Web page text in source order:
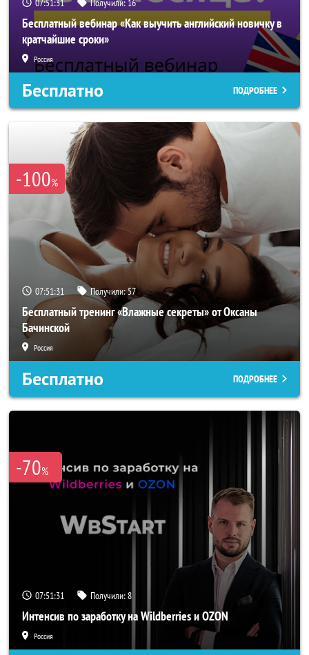
07:51:29 Получили:16
Бесплатный вебинар «Как выучить английский новичку в
кратчайшие сроки»
Россия
Бесплатно ПОДРОБНЕЕ
-100%
07:51:29 Получили:57
Бесплатный тренинг «Влажные секреты» от Оксаны
Бачинской
Россия
Бесплатно ПОДРОБНЕЕ
-70%
07:51:29 Получили:8
Интенсив по заработку на Wildberries и OZON
Россия